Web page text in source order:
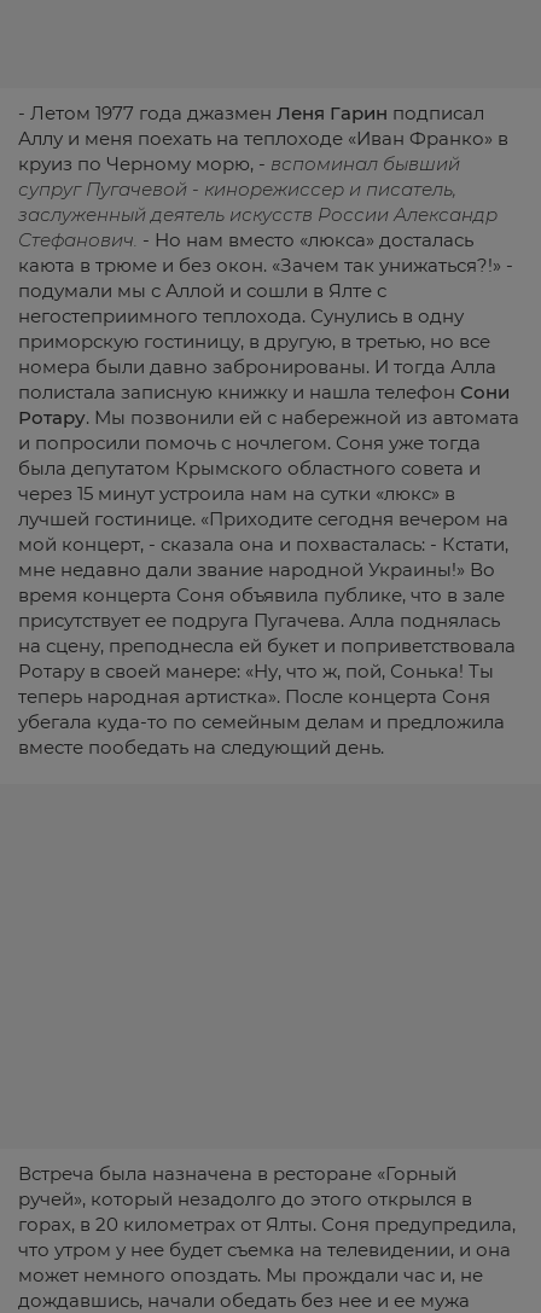
- Летом 1977 года джазмен Леня Гарин подписал
Аллу и меня поехать на теплоходе «Иван Франко» в
круиз по Черному морю, - вспоминал бывший
супруг Пугачевой - кинорежиссер и писатель,
заслуженный деятель искусств России Александр
Стефанович. - Но нам вместо «люкса» досталась
каюта в трюме и без окон. «Зачем так унижаться?!» -
подумали мы с Аллой и сошли в Ялте с
негостеприимного теплохода. Сунулись в одну
приморскую гостиницу, в другую, в третью, но все
номера были давно забронированы. И тогда Алла
полистала записную книжку и нашла телефон Сони
Ротару. Мы позвонили ей с набережной из автомата
и попросили помочь с ночлегом. Соня уже тогда
была депутатом Крымского областного совета и
через 15 минут устроила нам на сутки «люкс» в
лучшей гостинице. «Приходите сегодня вечером на
мой концерт, - сказала она и похвасталась: - Кстати,
мне недавно дали звание народной Украины!» Во
время концерта Соня объявила публике, что в зале
присутствует ее подруга Пугачева. Алла поднялась
на сцену, преподнесла ей букет и поприветствовала
Ротару в своей манере: «Ну, что ж, пой, Сонька! Ты
теперь народная артистка». После концерта Соня
убегала куда-то по семейным делам и предложила
вместе пообедать на следующий день.
Встреча была назначена в ресторане «Горный
ручей», который незадолго до этого открылся в
горах, в 20 километрах от Ялты. Соня предупредила,
что утром у нее будет съемка на телевидении, и она
может немного опоздать. Мы прождали час и, не
дождавшись, начали обедать без нее и ее мужа